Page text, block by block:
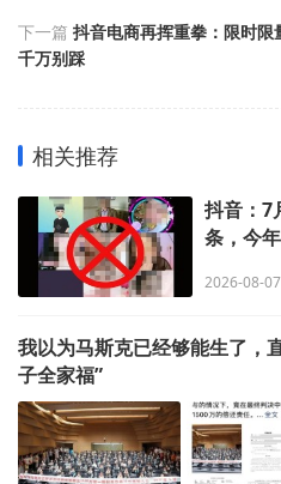
下一篇 抖音电商再挥重拳：限时
千万别踩
相关推荐
抖音：7
条，今
法犯罪被
2026-08-07
我以为马斯克已经够能生了，
子全家福”